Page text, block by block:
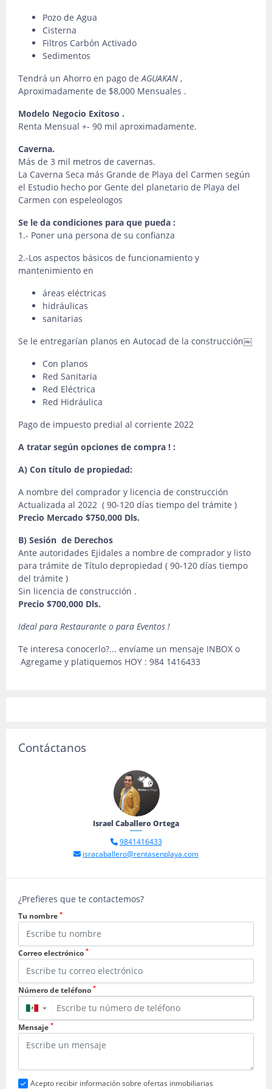
Pozo de Agua
Cisterna
Filtros Carbón Activado
Sedimentos
Tendrá un Ahorro en pago deAGUAKAN ,
Aproximadamente de $8,000 Mensuales .
Modelo Negocio Exitoso .
Renta Mensual +- 90 mil aproximadamente.
Caverna.
Más de 3 mil metros de cavernas.
La Caverna Seca más Grande de Playa del Carmen según
el Estudio hecho por Gente del planetario de Playa del
Carmen con espeleologos
Se le da condiciones para que pueda :
1.- Poner una persona de su confianza
2.-Los aspectos básicos de funcionamiento y
mantenimiento en
áreas eléctricas
hidráulicas
sanitarias
Se le entregarían planos en Autocad de la construcción￼
Con planos
Red Sanitaria
Red Eléctrica
Red Hidráulica
Pago de impuesto predial al corriente 2022
A tratar según opciones de compra ! :
A) Con título de propiedad:
A nombre del comprador y licencia de construcción
Actualizada al 2022 ( 90-120 días tiempo del trámite )
Precio Mercado $750,000 Dls.
B) Sesión de Derechos
Ante autoridades Ejidales a nombre de comprador y listo
para trámite de Título depropiedad ( 90-120 días tiempo
del trámite )
Sin licencia de construcción .
Precio $700,000 Dls.
Ideal para Restaurante o para Eventos !
Te interesa conocerlo?... envíame un mensaje INBOX o
Agregame y platiquemos HOY : 984 1416433
Contáctanos
Israel Caballero Ortega
9841416433
isracaballero@rentasenplaya.com
¿Prefieres que te contactemos?
Tu nombre *
Correo electrónico *
Número de teléfono *
▼
Mensaje *
Acepto recibir información sobre ofertas inmobiliarias